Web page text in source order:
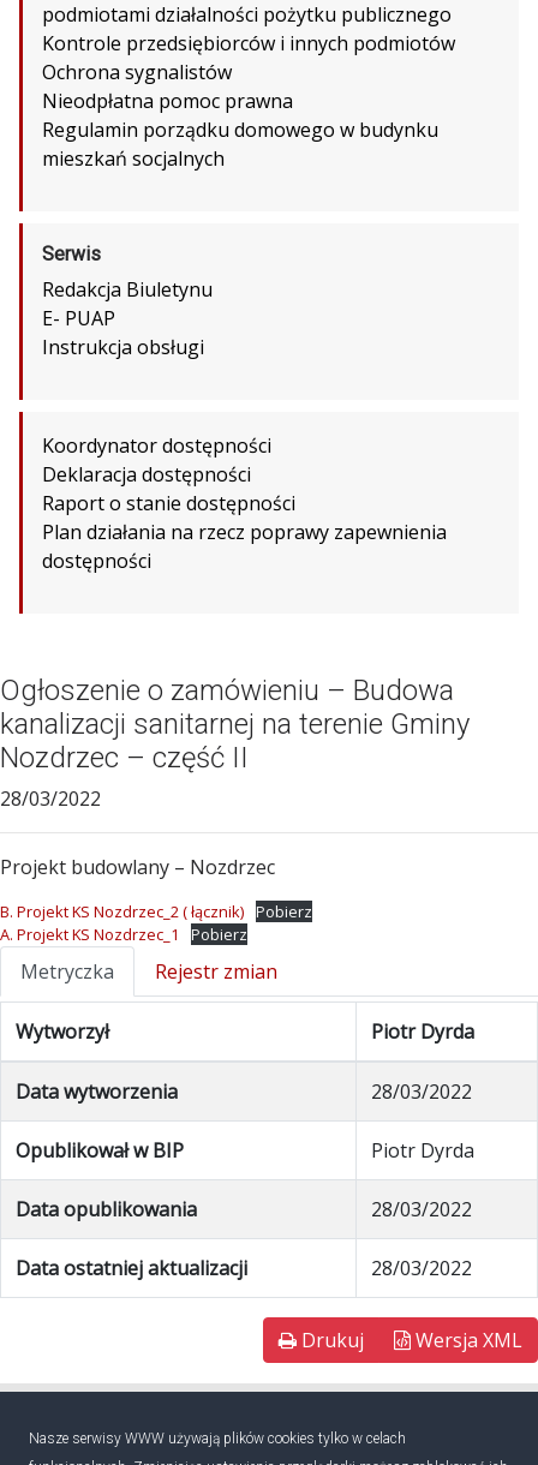
podmiotami działalności pożytku publicznego
Kontrole przedsiębiorców i innych podmiotów
Ochrona sygnalistów
Nieodpłatna pomoc prawna
Regulamin porządku domowego w budynku
mieszkań socjalnych
Serwis
Redakcja Biuletynu
E- PUAP
Instrukcja obsługi
Koordynator dostępności
Deklaracja dostępności
Raport o stanie dostępności
Plan działania na rzecz poprawy zapewnienia
dostępności
Ogłoszenie o zamówieniu – Budowa
kanalizacji sanitarnej na terenie Gminy
Nozdrzec – część II
28/03/2022
Projekt budowlany – Nozdrzec
B. Projekt KS Nozdrzec_2 ( łącznik) Pobierz
A. Projekt KS Nozdrzec_1
Pobierz
Metryczka Rejestr zmian
Wytworzył Piotr Dyrda
Data wytworzenia 28/03/2022
Opublikował w BIP Piotr Dyrda
Data opublikowania 28/03/2022
Data ostatniej aktualizacji 28/03/2022
Drukuj Wersja XML
Nasze serwisy WWW używają plików cookies tylko w celach